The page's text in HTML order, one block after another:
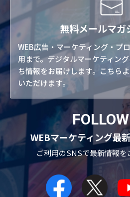
無料メールマガ
WEB広告・マーケティング・プ
用まで。デジタルマーケティン
ち情報をお届けします。こちら
いただけます。
WEBマーケティング最
ご利用のSNSで最新情報を